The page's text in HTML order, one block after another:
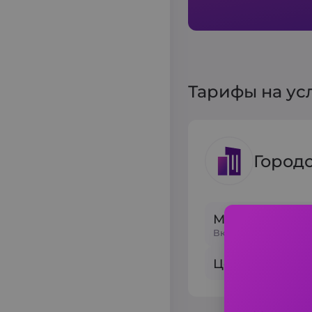
Тарифы на
Минимальный
Включено 6 мин и 3
Цена за 1 км: